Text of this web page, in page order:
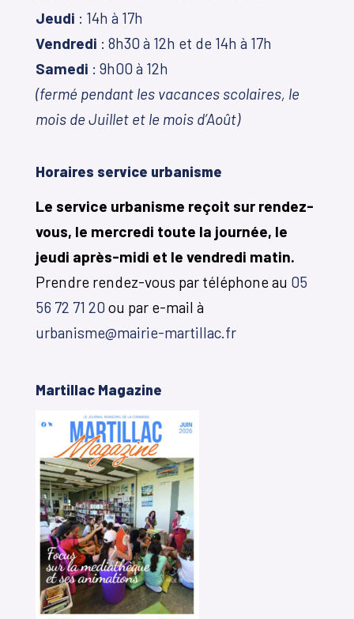
Jeudi : 14h à 17h
Vendredi : 8h30 à 12h et de 14h à 17h
Samedi : 9h00 à 12h
(fermé pendant les vacances scolaires, le
mois de Juillet et le mois d’Août)
Horaires service urbanisme
Le service urbanisme reçoit sur rendez-
vous, le mercredi toute la journée, le
jeudi après-midi et le vendredi matin.
Prendre rendez-vous par téléphone au 05
56 72 71 20 ou par e-mail à
urbanisme@mairie-martillac.fr
Martillac Magazine